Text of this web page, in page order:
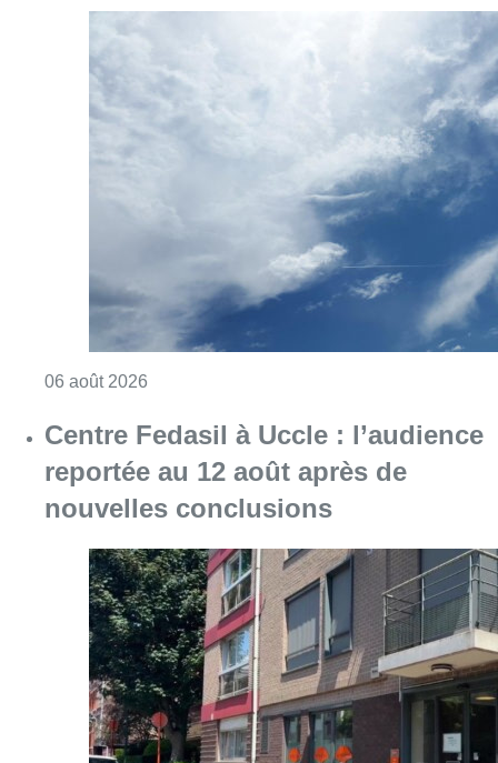
06 août 2026 Consulter l'article "Météo : Le mercure
Centre Fedasil à Uccle : l’audience
reportée au 12 août après de
nouvelles conclusions
06 août 2026Consulter l'article "Centre Fedasil à Uccle :
Le siège bruxellois d’AXA fermé
plusieurs jours après une
contamination de l’eau au